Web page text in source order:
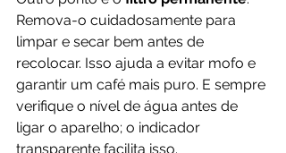
Remova-o cuidadosamente para
limpar e secar bem antes de
recolocar. Isso ajuda a evitar mofo e
garantir um café mais puro. E sempre
verifique o nível de água antes de
ligar o aparelho; o indicador
transparente facilita isso.